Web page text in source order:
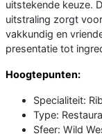
uitstekende keuze.
uitstraling zorgt
vakkundig en
presentatie tot
Hoogtepunten:
Specialiteit:
Type:
Sfeer: Wild